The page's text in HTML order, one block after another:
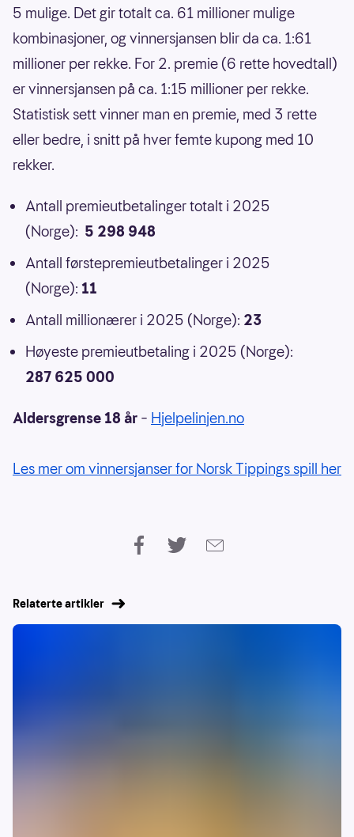
5 mulige. Det gir totalt ca. 61 millioner mulige
kombinasjoner, og vinnersjansen blir da ca. 1:61
millioner per rekke. For 2. premie (6 rette hovedtall)
er vinnersjansen på ca. 1:15 millioner per rekke.
Statistisk sett vinner man en premie, med 3 rette
eller bedre, i snitt på hver femte kupong med 10
rekker.
Antall premieutbetalinger totalt i 2025
(Norge): 5 298 948
Antall førstepremieutbetalinger i 2025
(Norge): 11
Antall millionærer i 2025 (Norge): 23
Høyeste premieutbetaling i 2025 (Norge):
287 625 000
Aldersgrense 18 år – Hjelpelinjen.no
Les mer om vinnersjanser for Norsk Tippings spill her
Relaterte artikler